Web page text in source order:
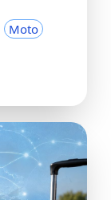
Moto